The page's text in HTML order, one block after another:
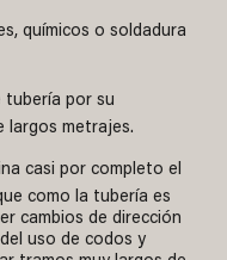
químicos o soldadura
tubería por su
largos metrajes.
casi por completo el
como la tubería es
cambios de dirección
uso de codos y